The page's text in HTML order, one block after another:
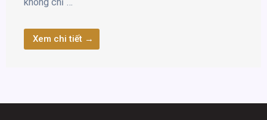
không chỉ …
Xem chi tiết →